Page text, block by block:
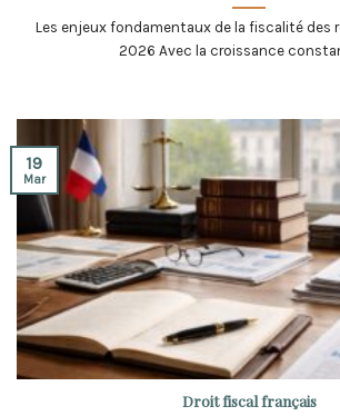
Les enjeux fondamentaux de la fiscalité des
2026 Avec la croissance
Droit fiscal français
19
Mar